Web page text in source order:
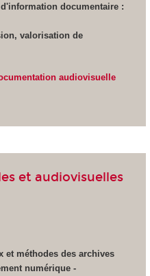
d'information documentaire :
valorisation de
audiovisuelle
et audiovisuelles
et méthodes des archives
numérique -